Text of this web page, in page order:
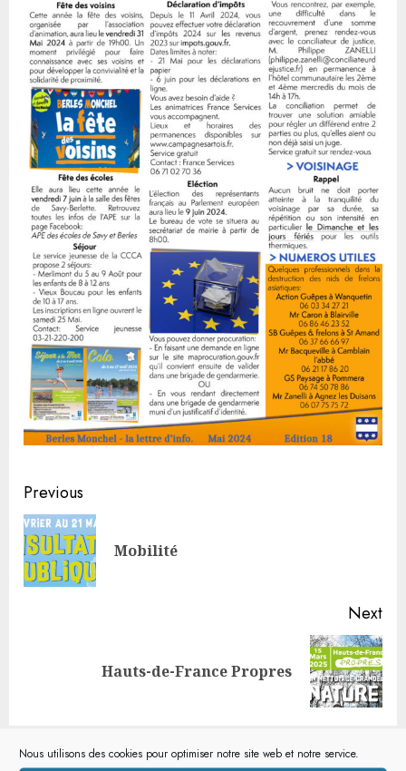
Nous utilisons des cookies pour optimiser notre site web et notre service.
Continue
Reading
Previous
Mobilité
Next
Hauts-de-France Propres